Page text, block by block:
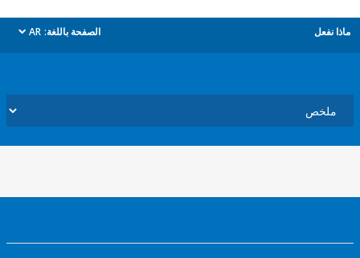
الصفحة باللغة: AR
dropdown